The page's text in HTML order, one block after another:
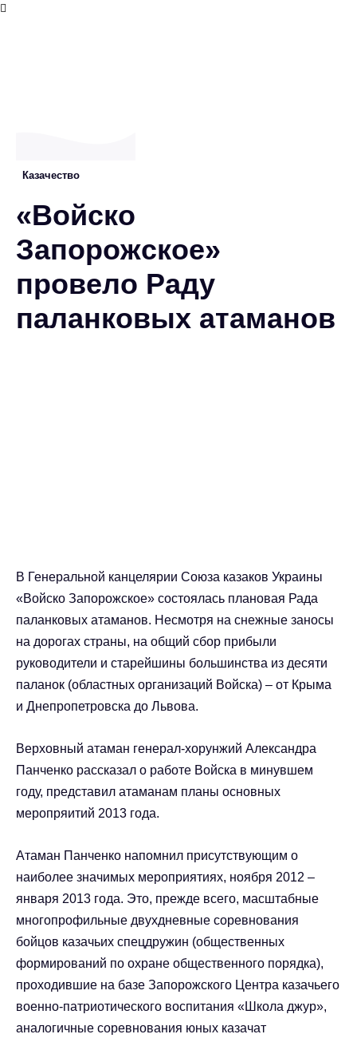
Казачество
«Войско
Запорожское»
провело Раду
паланковых атаманов
В Генеральной канцелярии Союза казаков Украины
«Войско Запорожское» состоялась плановая Рада
паланковых атаманов. Несмотря на снежные заносы
на дорогах страны, на общий сбор прибыли
руководители и старейшины большинства из десяти
паланок (областных организаций Войска) – от Крыма
и Днепропетровска до Львова.
Верховный атаман генерал-хорунжий Александра
Панченко рассказал о работе Войска в минувшем
году, представил атаманам планы основных
меропряитий 2013 года.
Атаман Панченко напомнил присутствующим о
наиболее значимых мероприятиях, ноября 2012 –
января 2013 года. Это, прежде всего, масштабные
многопрофильные двухдневные соревнования
бойцов казачьих спецдружин (общественных
формирований по охране общественного порядка),
проходившие на базе Запорожского Центра казачьего
военно-патриотического воспитания «Школа джур»,
аналогичные соревнования юных казачат